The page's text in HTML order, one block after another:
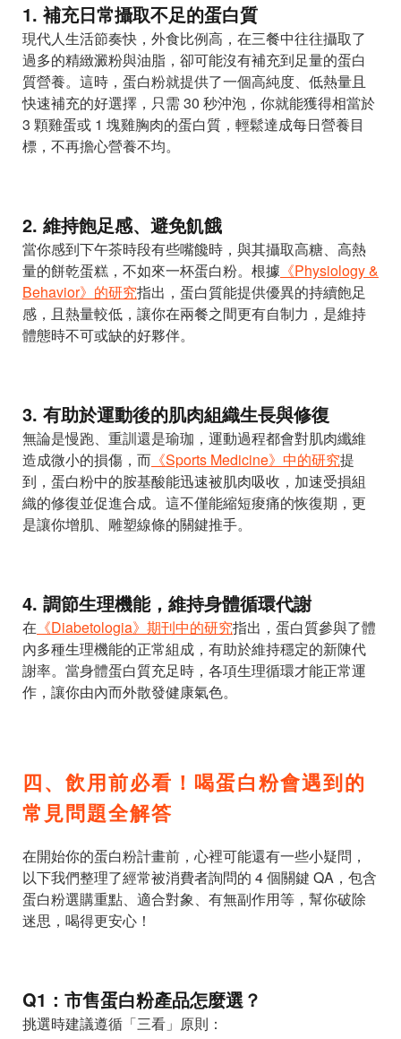
1. 補充日常攝取不足的蛋白質
現代人生活節奏快，外食比例高，在三餐中往往攝取了
過多的精緻澱粉與油脂，卻可能沒有補充到足量的蛋白
質營養。這時，蛋白粉就提供了一個高純度、低熱量且
快速補充的好選擇，只需 30 秒沖泡，你就能獲得相當於
3 顆雞蛋或 1 塊雞胸肉的蛋白質，輕鬆達成每日營養目
標，不再擔心營養不均。
2. 維持飽足感、避免飢餓
當你感到下午茶時段有些嘴饞時，與其攝取高糖、高熱
量的餅乾蛋糕，不如來一杯蛋白粉。根據 《Physiology &
Behavior》的研究指出，蛋白質能提供優異的持續飽足
感，且熱量較低，讓你在兩餐之間更有自制力，是維持
體態時不可或缺的好夥伴。
3. 有助於運動後的肌肉組織生長與修復
無論是慢跑、重訓還是瑜珈，運動過程都會對肌肉纖維
造成微小的損傷，而 《Sports Medicine》中的研究提
到，蛋白粉中的胺基酸能迅速被肌肉吸收，加速受損組
織的修復並促進合成。這不僅能縮短痠痛的恢復期，更
是讓你增肌、雕塑線條的關鍵推手。
4. 調節生理機能，維持身體循環代謝
在 《Diabetologia》期刊中的研究指出，蛋白質參與了體
內多種生理機能的正常組成，有助於維持穩定的新陳代
謝率。當身體蛋白質充足時，各項生理循環才能正常運
作，讓你由內而外散發健康氣色。
四、飲用前必看！喝蛋白粉會遇到的
常見問題全解答
在開始你的蛋白粉計畫前，心裡可能還有一些小疑問，
以下我們整理了經常被消費者詢問的 4 個關鍵 QA，包含
蛋白粉選購重點、適合對象、有無副作用等，幫你破除
迷思，喝得更安心！
Q1：市售蛋白粉產品怎麼選？
挑選時建議遵循「三看」原則：